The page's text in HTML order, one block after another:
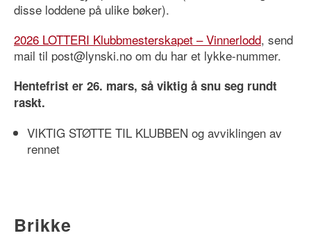
disse loddene på ulike bøker).
2026 LOTTERI Klubbmesterskapet – Vinnerlodd, send
mail til post@lynski.no om du har et lykke-nummer.
Hentefrist er 26. mars, så viktig å snu seg rundt
raskt.
VIKTIG STØTTE TIL KLUBBEN og avviklingen av
rennet
Brikke